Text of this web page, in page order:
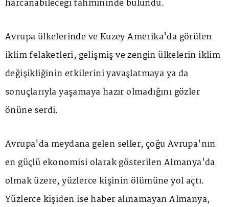
harcanabileceği tahmininde bulundu.
Avrupa ülkelerinde ve Kuzey Amerika'da görülen
iklim felaketleri, gelişmiş ve zengin ülkelerin iklim
değişikliğinin etkilerini yavaşlatmaya ya da
sonuçlarıyla yaşamaya hazır olmadığını gözler
önüne serdi.
Avrupa'da meydana gelen seller, çoğu Avrupa'nın
en güçlü ekonomisi olarak gösterilen Almanya'da
olmak üzere, yüzlerce kişinin ölümüne yol açtı.
Yüzlerce kişiden ise haber alınamayan Almanya,